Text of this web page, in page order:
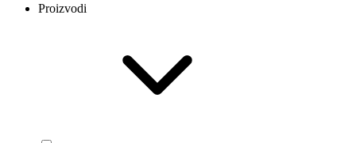
Proizvodi